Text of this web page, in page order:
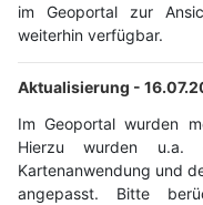
im Geoportal zur
weiterhin verfügbar.
Aktualisierung -
Im Geoportal wurden
Hierzu wurden u.a.
Kartenanwendung und
angepasst. Bitte